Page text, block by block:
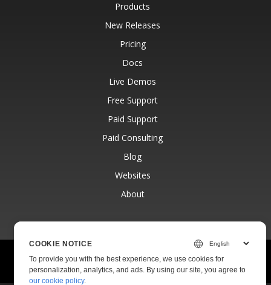
Products
New Releases
Pricing
Docs
Live Demos
Free Support
Paid Support
Paid Consulting
Blog
Websites
About
© Aspose Pty Ltd 2001-2026.
All Rights Reserved.
Privacy Policy Terms of use Contact
COOKIE NOTICE
To provide you with the best experience, we use cookies for
personalization, analytics, and ads. By using our site, you agree to
our cookie policy.